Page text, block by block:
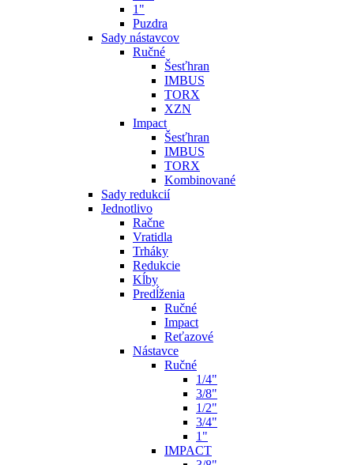
1"
Puzdra
Sady nástavcov
Ručné
Šesťhran
IMBUS
TORX
XZN
Impact
Šesťhran
IMBUS
TORX
Kombinované
Sady redukcií
Jednotlivo
Račne
Vratidla
Trháky
Redukcie
Kĺby
Predĺženia
Ručné
Impact
Reťazové
Nástavce
Ručné
1/4"
3/8"
1/2"
3/4"
1"
IMPACT